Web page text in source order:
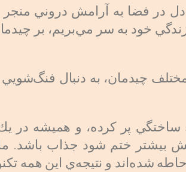
در فضا به آرامش دروني
خود به سر مي‌بريم، بر
چيدمان، به دنبال
ساختگي پر كرده، و هميشه در
بيشتر ختم شود جذاب باشد.
شده‌اند و نتيجه‌ي اين همه